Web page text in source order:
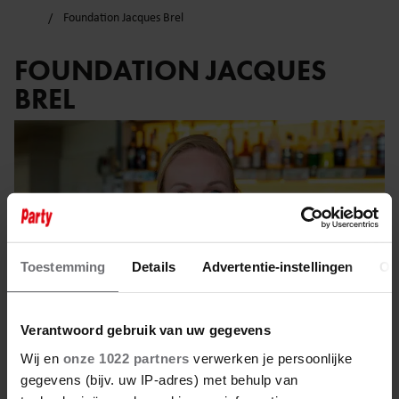
Toestemming Details Advertentie-instellingen
Verantwoord gebruik van uw gegevens
Wij en onze 1022 partners verwerken je persoonlijke
gegevens (bijv. uw IP-adres) met behulp van
Foundation Jacques Brel
FOUNDATION JACQUES
BREL